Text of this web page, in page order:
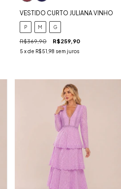
VESTIDO CURTO JULIANA VINHO
P M G
R$369,90 R$259,90
5 x de R$51,98 sem juros